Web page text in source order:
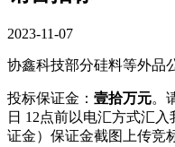
2023-11-07
协鑫科技部分硅料等外品
投标保证金： 壹拾万元。
日 12点前以电汇方式汇
证金）保证金截图上传竞